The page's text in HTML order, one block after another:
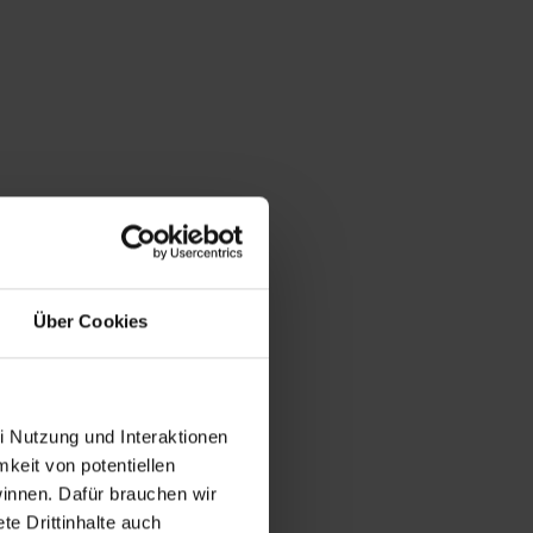
Über Cookies
Nutzung und Interaktionen
von potentiellen
Dafür brauchen wir
Drittinhalte auch